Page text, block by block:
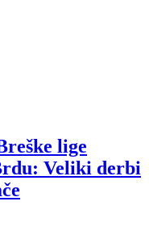
lige
Veliki derbi